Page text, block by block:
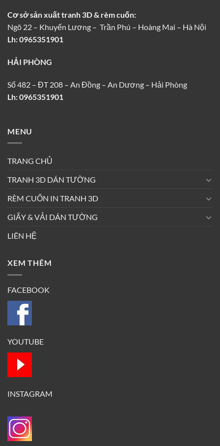
Cơ sở sản xuất tranh 3D & rèm cuốn:
Ngõ 22 – Khuyến Lương – Trần Phú – Hoàng Mai – Hà Nội
Lh: 0965351901
HẢI PHÒNG
Số 482 – ĐT 208 – An Đồng – An Dương – Hải Phòng
Lh: 0965351901
MENU
TRANG CHỦ
TRANH 3D DÁN TƯỜNG
RÈM CUỐN IN TRANH 3D
GIẤY & VẢI DÁN TƯỜNG
LIÊN HỆ
XEM THÊM
FACEBOOK
YOUTUBE
INSTAGRAM